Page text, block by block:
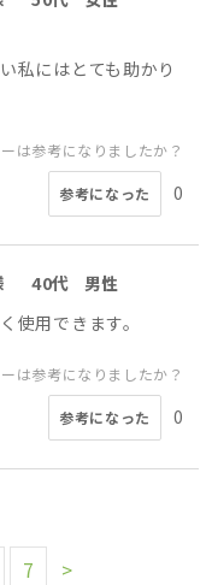
私にはとても助かり
は参考になりましたか？
参考になった 0
40代
男性
使用できます。
は参考になりましたか？
参考になった 0
7 >